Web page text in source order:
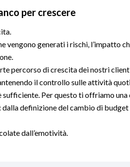
per crescere
vengono generati i rischi, l’impatto
percorso di crescita dei nostri
il controllo sulle attività
Per questo ti offriamo
definizione del cambio di
dall’emotività.